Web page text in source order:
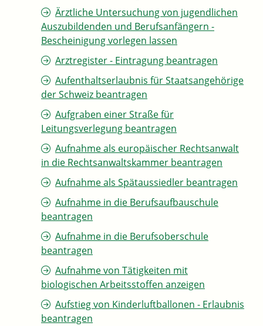
Ärztliche Untersuchung von jugendlichen
Auszubildenden und Berufsanfängern -
Bescheinigung vorlegen lassen
Arztregister - Eintragung beantragen
Aufenthaltserlaubnis für Staatsangehörige
der Schweiz beantragen
Aufgraben einer Straße für
Leitungsverlegung beantragen
Aufnahme als europäischer Rechtsanwalt
in die Rechtsanwaltskammer beantragen
Aufnahme als Spätaussiedler beantragen
Aufnahme in die Berufsaufbauschule
beantragen
Aufnahme in die Berufsoberschule
beantragen
Aufnahme von Tätigkeiten mit
biologischen Arbeitsstoffen anzeigen
Aufstieg von Kinderluftballonen - Erlaubnis
beantragen